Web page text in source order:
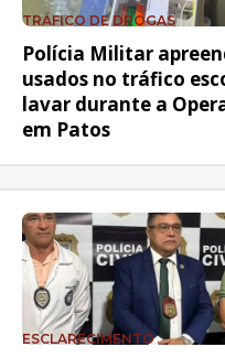
TRÁFICO DE DROGAS
Polícia Militar
usados no tráfico
lavar durante a
em Patos
ESCLARECIMENTO